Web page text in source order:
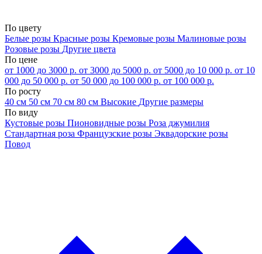
По цвету
Белые розы Красные розы Кремовые розы Малиновые розы
Розовые розы Другие цвета
По цене
от 1000 до 3000 р. от 3000 до 5000 р. от 5000 до 10 000 р. от 10
000 до 50 000 р. от 50 000 до 100 000 р. от 100 000 р.
По росту
40 см 50 см 70 см 80 см Высокие Другие размеры
По виду
Кустовые розы Пионовидные розы Роза джумилия
Стандартная роза Французские розы Эквадорские розы
Повод